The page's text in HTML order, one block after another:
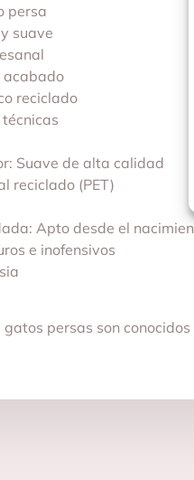
persa
suave
reciclado
Suave de alta calidad
reciclado (PET)
Apto desde el
e inofensivos
gatos persas son